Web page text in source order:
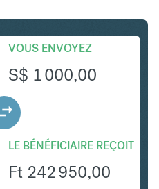
VOUS ENVOYEZ
S$ 1 000,00
LE BÉNÉFICIAIRE REÇOIT
Ft 242 950,00